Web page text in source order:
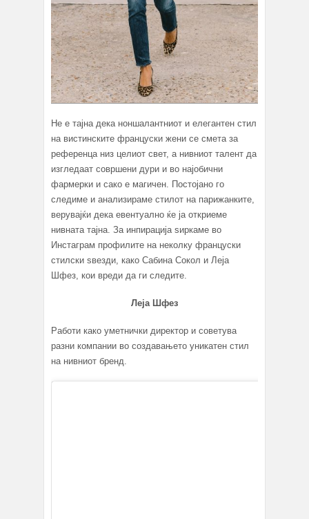
Не е тајна дека ноншалантниот и елегантен стил
на вистинските француски жени се смета за
референца низ целиот свет, а нивниот талент да
изгледаат совршени дури и во најобични
фармерки и сако е магичен. Постојано го
следиме и анализираме стилот на парижанките,
верувајќи дека евентуално ќе ја откриеме
нивната тајна. За инпирација ѕиркаме во
Инстаграм профилите на неколку француски
стилски ѕвезди, како Сабина Сокол и Леја
Шфез, кои вреди да ги следите.
Леја Шфез
Работи како уметнички директор и советува
разни компании во создавањето уникатен стил
на нивниот бренд.